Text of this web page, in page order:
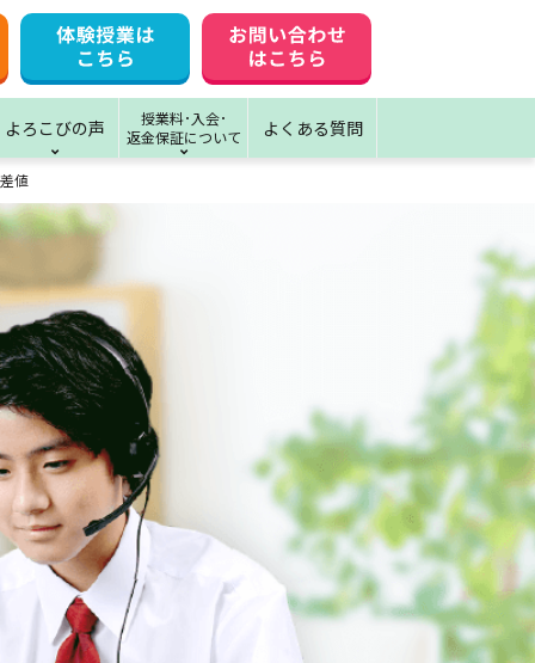
よろこびの声
授業料･入会･
返金保証について
よくある質問
値